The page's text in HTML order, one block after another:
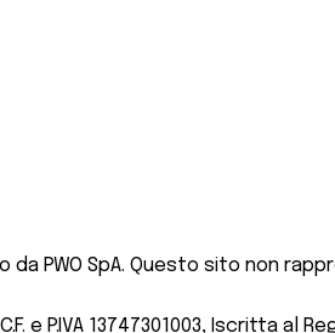
PWO SpA. Questo sito non
e P.IVA 13747301003, Iscritta al